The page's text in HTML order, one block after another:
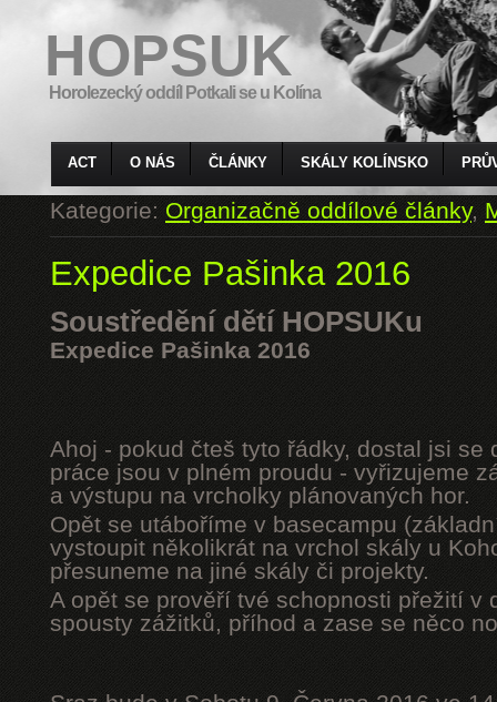
HOPSUK
Horolezecký oddíl Potkali se u Kolína
ACT O NÁS ČLÁNKY SKÁLY KOLÍNSKO
Kategorie:Organizačně oddílové články,
Expedice Pašinka 2016
Soustředění dětí HOPSUKu
Expedice Pašinka 2016
Ahoj - pokud čteš tyto řádky, dostal jsi se
práce jsou v plném proudu - vyřizujeme
a výstupu na vrcholky plánovaných hor.
Opět se utáboříme v basecampu
vystoupit několikrát na vrchol skály u
přesuneme na jiné skály či projekty.
A opět se prověří tvé schopnosti přežití v
spousty zážitků, příhod a zase se něco